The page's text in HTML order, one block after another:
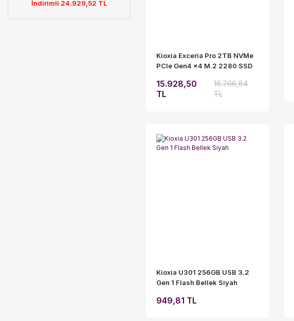
İndirimli 24.929,52 TL
Kioxia Exceria Pro 2TB NVMe
PCIe Gen4 x4 M.2 2280 SSD
Yazma)
15.928,50
TL
16.766,84
TL
Kioxia U301 256GB USB 3.2
Gen 1 Flash Bellek Siyah
949,81 TL